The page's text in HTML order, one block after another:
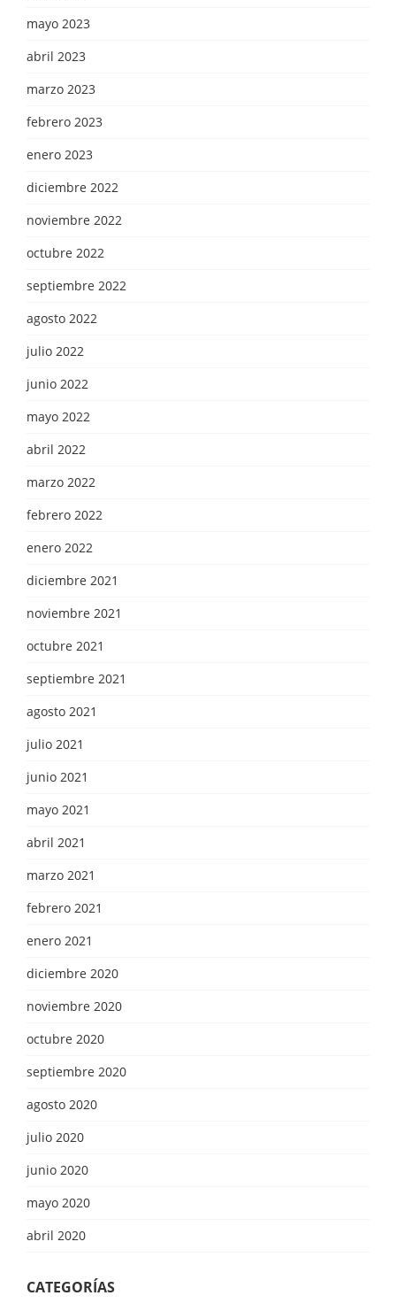
mayo 2023
abril 2023
marzo 2023
febrero 2023
enero 2023
diciembre 2022
noviembre 2022
octubre 2022
septiembre 2022
agosto 2022
julio 2022
junio 2022
mayo 2022
abril 2022
marzo 2022
febrero 2022
enero 2022
diciembre 2021
noviembre 2021
octubre 2021
septiembre 2021
agosto 2021
julio 2021
junio 2021
mayo 2021
abril 2021
marzo 2021
febrero 2021
enero 2021
diciembre 2020
noviembre 2020
octubre 2020
septiembre 2020
agosto 2020
julio 2020
junio 2020
mayo 2020
abril 2020
CATEGORÍAS